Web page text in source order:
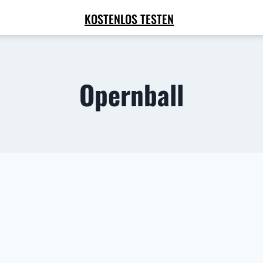
KOSTENLOS TESTEN
Opernball